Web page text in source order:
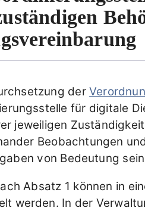
der
für digitale
jeweiligen
Beobachtungen
von Bedeutung
Absatz 1 können in
werden. In der